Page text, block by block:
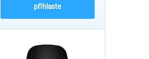
přihlaste